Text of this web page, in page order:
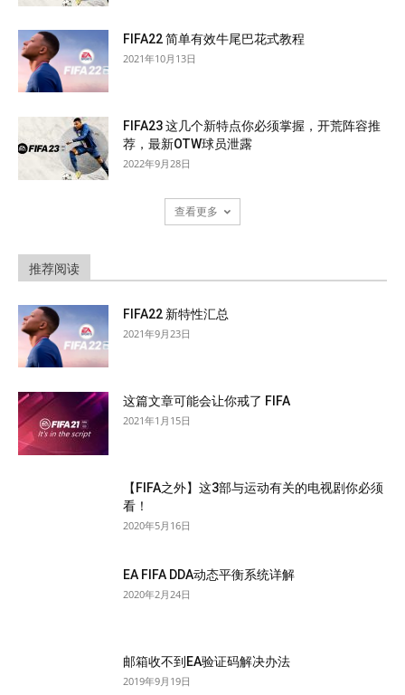
FIFA22 简单有效牛尾巴花式教程
2021年10月13日
FIFA23 这几个新特点你必须掌握，开荒阵容推
荐，最新OTW球员泄露
2022年9月28日
查看更多
推荐阅读
FIFA22 新特性汇总
2021年9月23日
这篇文章可能会让你戒了 FIFA
2021年1月15日
【FIFA之外】这3部与运动有关的电视剧你必须
看！
2020年5月16日
EA FIFA DDA动态平衡系统详解
2020年2月24日
邮箱收不到EA验证码解决办法
2019年9月19日